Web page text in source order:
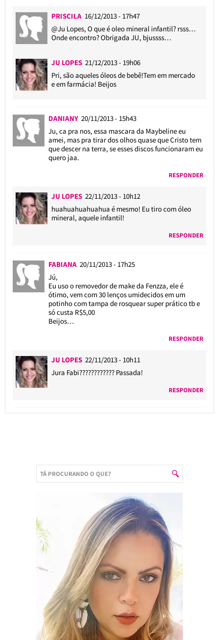
PRISCILA 16/12/2013 - 17h47
@Ju Lopes, O que é oleo mineral infantil? rsss…
Onde encontro? Obrigada JU, bjussss…
JU LOPES 21/12/2013 - 19h06
Pri, são aqueles óleos de bebê!Tem em mercado
e em farmácia! Beijos
DANIANY 20/11/2013 - 15h43
Ju, ca pra nos, essa mascara da Maybeline eu
amei, mas pra tirar dos olhos quase que Cristo tem
que descer na terra, se esses discos funcionaram eu
quero jaa.
RESPONDER
JU LOPES 22/11/2013 - 10h12
huahuahuahuahua é mesmo! Eu tiro com óleo
mineral, aquele infantil!
RESPONDER
FABIANA 20/11/2013 - 17h25
Jú,
Eu uso o removedor de make da Fenzza, ele é
ótimo, vem com 30 lenços umidecidos em um
potinho com tampa de rosquear super prático tb e
só custa R$5,00
Beijos…
RESPONDER
JU LOPES 22/11/2013 - 10h11
Jura Fabi???????????? Passada!
RESPONDER